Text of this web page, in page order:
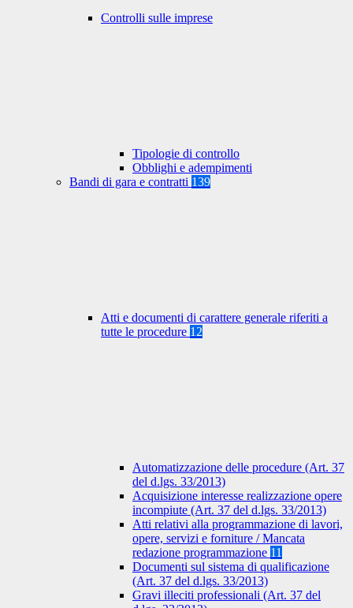
Controlli sulle imprese
Tipologie di controllo
Obblighi e adempimenti
Bandi di gara e contratti 139
Atti e documenti di carattere generale riferiti a
tutte le procedure 12
Automatizzazione delle procedure (Art. 37
del d.lgs. 33/2013)
Acquisizione interesse realizzazione opere
incompiute (Art. 37 del d.lgs. 33/2013)
Atti relativi alla programmazione di lavori,
opere, servizi e forniture / Mancata
redazione programmazione 11
Documenti sul sistema di qualificazione
(Art. 37 del d.lgs. 33/2013)
Gravi illeciti professionali (Art. 37 del